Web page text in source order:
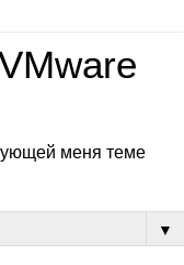
меня теме
▼